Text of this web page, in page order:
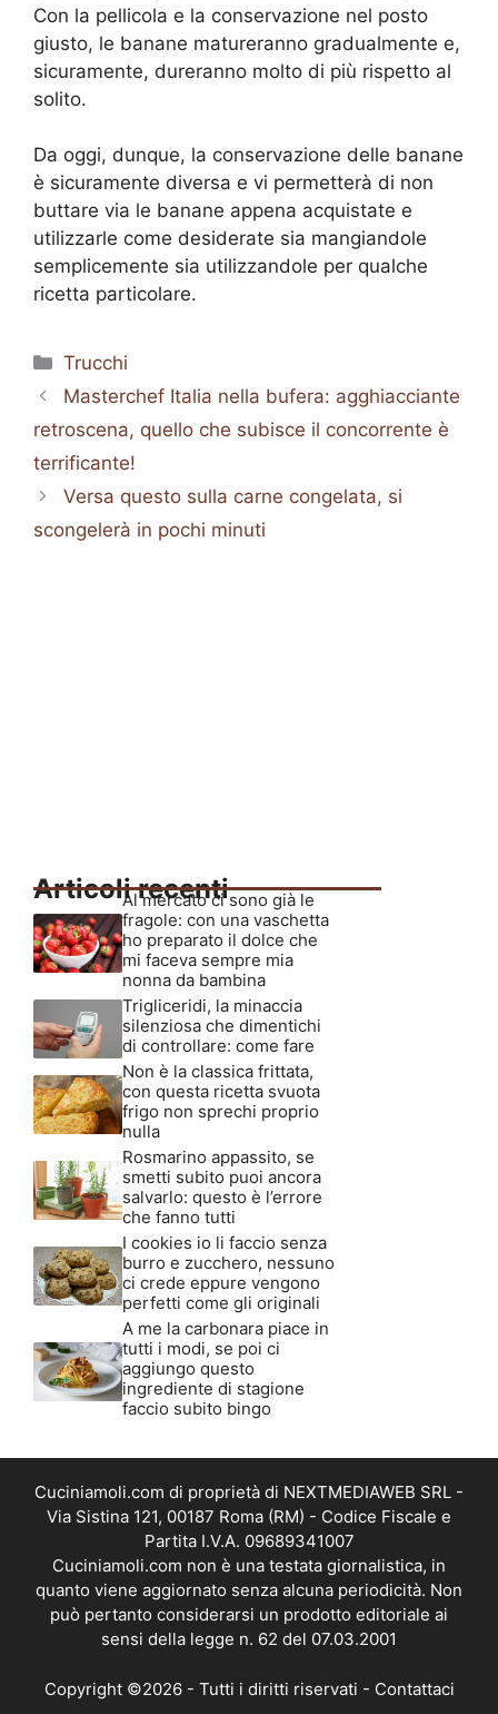
Con la pellicola e la conservazione nel posto
giusto, le banane matureranno gradualmente e,
sicuramente, dureranno molto di più rispetto al
solito.
Da oggi, dunque, la conservazione delle banane
è sicuramente diversa e vi permetterà di non
buttare via le banane appena acquistate e
utilizzarle come desiderate sia mangiandole
semplicemente sia utilizzandole per qualche
ricetta particolare.
Categorie
Trucchi
Masterchef Italia nella bufera: agghiacciante
retroscena, quello che subisce il concorrente è
terrificante!
Versa questo sulla carne congelata, si
scongelerà in pochi minuti
Articoli recenti
Al mercato ci sono già le
fragole: con una vaschetta
ho preparato il dolce che
mi faceva sempre mia
nonna da bambina
Trigliceridi, la minaccia
silenziosa che dimentichi
di controllare: come fare
Non è la classica frittata,
con questa ricetta svuota
frigo non sprechi proprio
nulla
Rosmarino appassito, se
smetti subito puoi ancora
salvarlo: questo è l’errore
che fanno tutti
I cookies io li faccio senza
burro e zucchero, nessuno
ci crede eppure vengono
perfetti come gli originali
A me la carbonara piace in
tutti i modi, se poi ci
aggiungo questo
ingrediente di stagione
faccio subito bingo
Cuciniamoli.com di proprietà di NEXTMEDIAWEB SRL -
Via Sistina 121, 00187 Roma (RM) - Codice Fiscale e
Partita I.V.A. 09689341007
Cuciniamoli.com non è una testata giornalistica, in
quanto viene aggiornato senza alcuna periodicità. Non
può pertanto considerarsi un prodotto editoriale ai
sensi della legge n. 62 del 07.03.2001
Copyright ©2026 - Tutti i diritti riservati - Contattaci